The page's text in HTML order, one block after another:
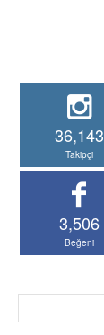
36,143
Takipçi
3,506
Beğeni